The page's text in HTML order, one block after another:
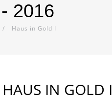
2016
/ Haus in Gold I
HAUS IN GOLD I